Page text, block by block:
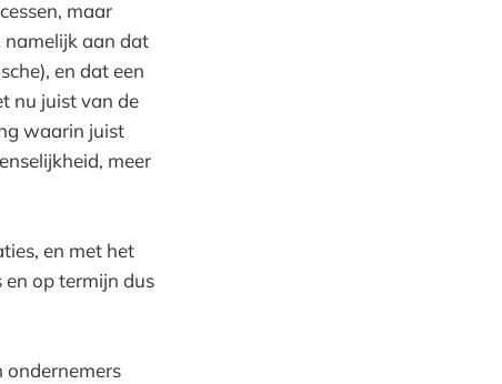
maar
namelijk aan dat
en dat een
nu juist van de
waarin juist
meer
en met het
en op termijn dus
ondernemers